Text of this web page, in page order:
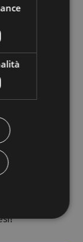
l'opportunità
bike o a
avrete a
Golf Club
località che
e che oggi si
rivolto al
e